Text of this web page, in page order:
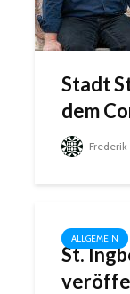
Stadt
dem
ALLGEMEIN
St.